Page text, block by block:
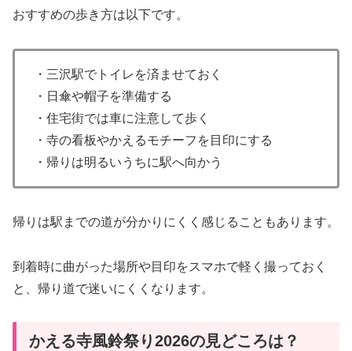
おすすめの歩き方は以下です。
・三沢駅でトイレを済ませておく
・日傘や帽子を準備する
・住宅街では車に注意して歩く
・寺の看板やかえるモチーフを目印にする
・帰りは明るいうちに駅へ向かう
帰りは駅までの道が分かりにくく感じることもあります。
到着時に曲がった場所や目印をスマホで軽く撮っておく
と、帰り道で迷いにくくなります。
かえる寺風鈴祭り2026の見どころは？